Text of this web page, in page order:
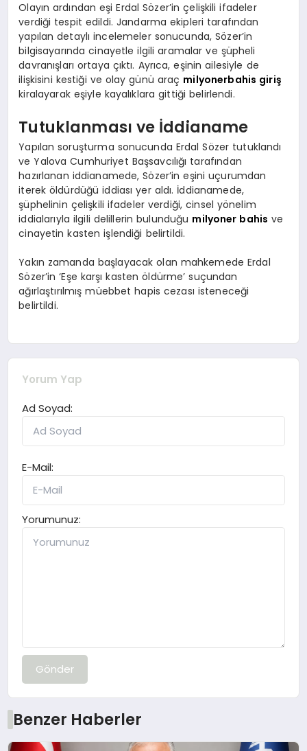
Olayın ardından eşi Erdal Sözer’in çelişkili ifadeler
verdiği tespit edildi. Jandarma ekipleri tarafından
yapılan detaylı incelemeler sonucunda, Sözer’in
bilgisayarında cinayetle ilgili aramalar ve şüpheli
davranışları ortaya çıktı. Ayrıca, eşinin ailesiyle de
ilişkisini kestiği ve olay günü araç milyonerbahis giriş
kiralayarak eşiyle kayalıklara gittiği belirlendi.
Tutuklanması ve İddianame
Yapılan soruşturma sonucunda Erdal Sözer tutuklandı
ve Yalova Cumhuriyet Başsavcılığı tarafından
hazırlanan iddianamede, Sözer’in eşini uçurumdan
iterek öldürdüğü iddiası yer aldı. İddianamede,
şüphelinin çelişkili ifadeler verdiği, cinsel yönelim
iddialarıyla ilgili delillerin bulunduğu milyoner bahis ve
cinayetin kasten işlendiği belirtildi.
Yakın zamanda başlayacak olan mahkemede Erdal
Sözer’in ‘Eşe karşı kasten öldürme’ suçundan
ağırlaştırılmış müebbet hapis cezası isteneceği
belirtildi.
Yorum Yap
Ad Soyad:
E-Mail:
Yorumunuz:
Gönder
Benzer Haberler